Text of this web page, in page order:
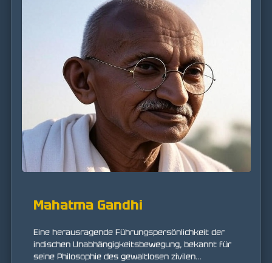
Mahatma Gandhi
Eine herausragende Führungspersönlichkeit der
indischen Unabhängigkeitsbewegung, bekannt für
seine Philosophie des gewaltlosen zivilen